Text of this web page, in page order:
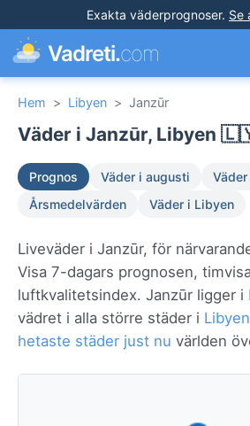
Exakta väderprognoser. Se
Vadreti.com
Hem > Libyen > Janzūr
Väder i Janzūr, Libyen
Prognos Väder i augusti
Årsmedelvärden
Väder i Libyen
Liveväder i Janzūr, för
Visa 7-dagars prognosen,
luftkvalitetsindex. Janzūr ligger i
vädret i alla större städer i Libyen
hetaste städer just nu världen